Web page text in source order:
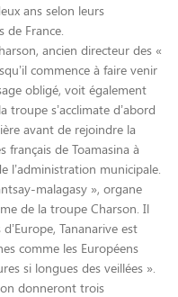
ans selon leurs
France.
ancien directeur des «
commence à faire venir
obligé, voit également
troupe s’acclimate d’abord
avant de rejoindre la
français de Toamasina à
l’administration municipale.
malagasy », organe
de la troupe Charson. Il
Tananarive est
comme les Européens
si longues des veillées ».
donneront trois